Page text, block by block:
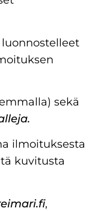
sekä
ilmoituksesta
kuvitusta
,